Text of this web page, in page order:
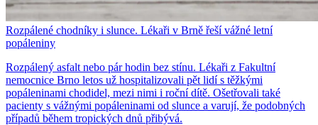
Rozpálené chodníky i slunce. Lékaři v Brně řeší vážné letní
popáleniny
Rozpálený asfalt nebo pár hodin bez stínu. Lékaři z Fakultní
nemocnice Brno letos už hospitalizovali pět lidí s těžkými
popáleninami chodidel, mezi nimi i roční dítě. Ošetřovali také
pacienty s vážnými popáleninami od slunce a varují, že podobných
případů během tropických dnů přibývá.